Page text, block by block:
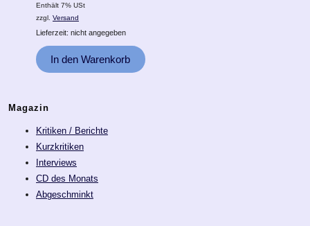
Enthält 7% USt
zzgl. Versand
Lieferzeit: nicht angegeben
In den Warenkorb
Magazin
Kritiken / Berichte
Kurzkritiken
Interviews
CD des Monats
Abgeschminkt